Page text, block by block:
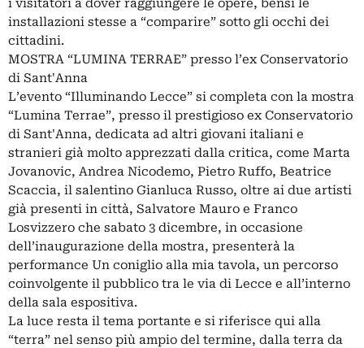
i visitatori a dover raggiungere le opere, bensì le
installazioni stesse a “comparire” sotto gli occhi dei
cittadini.
MOSTRA “LUMINA TERRAE” presso l’ex Conservatorio
di Sant'Anna
L’evento “Illuminando Lecce” si completa con la mostra
“Lumina Terrae”, presso il prestigioso ex Conservatorio
di Sant'Anna, dedicata ad altri giovani italiani e
stranieri già molto apprezzati dalla critica, come Marta
Jovanovic, Andrea Nicodemo, Pietro Ruffo, Beatrice
Scaccia, il salentino Gianluca Russo, oltre ai due artisti
già presenti in città, Salvatore Mauro e Franco
Losvizzero che sabato 3 dicembre, in occasione
dell’inaugurazione della mostra, presenterà la
performance Un coniglio alla mia tavola, un percorso
coinvolgente il pubblico tra le via di Lecce e all’interno
della sala espositiva.
La luce resta il tema portante e si riferisce qui alla
“terra” nel senso più ampio del termine, dalla terra da